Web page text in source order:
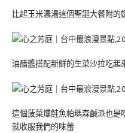
比起玉米濃湯這個聖誕大餐附
油醋醬搭配新鮮的生菜沙拉吃起
這個菠菜燻鮭魚帕瑪森鹹派也是
就收服我們的味蕾